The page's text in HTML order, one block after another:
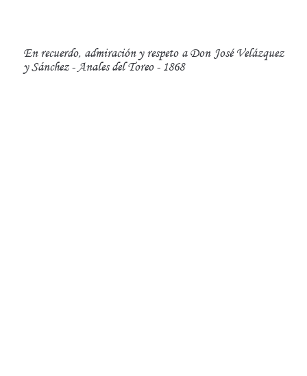
En recuerdo, admiración y respeto a Don José Velázquez
y Sánchez - Anales del Toreo - 1868